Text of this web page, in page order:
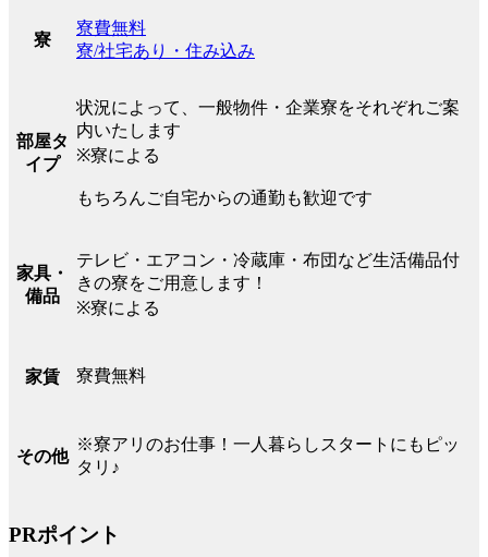
寮
寮費無料
寮/社宅あり・住み込み
部屋タ
イプ
状況によって、一般物件・企業寮をそれぞれご案
内いたします
※寮による
もちろんご自宅からの通勤も歓迎です
家具・
備品
テレビ・エアコン・冷蔵庫・布団など生活備品付
きの寮をご用意します！
※寮による
家賃 寮費無料
その他
※寮アリのお仕事！一人暮らしスタートにもピッ
タリ♪
PRポイント